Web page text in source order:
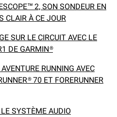
2, SON SONDEUR EN
CLAIR À CE JOUR
SUR LE CIRCUIT AVEC LE
DE GARMIN®
RUNNING AVEC
70 ET FORERUNNER
SYSTÈME AUDIO